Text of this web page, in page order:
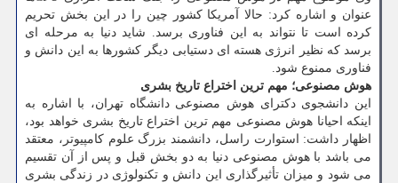
عنوان و اشاره کرد: حالا آمریکا کشور چین را در این بخش تحریم
کرده است تا نتواند به این فناوری برسد. شاید دنیا به مرحله ای
برسد که نظیر انرژی هسته ای دستیابی دیگر کشورها به این دانش و
فناوری ممنوع شود.
هوش مصنوعی؛ مهم ترین اختراع تاریخ بشری
این دانشجوی دکترای هوش مصنوعی دانشگاه تهران، با اشاره به
اینکه احیانا هوش مصنوعی مهم ترین اختراع تاریخ بشری خواهد بود،
اظهار داشت: استوارت راسل، دانشمند بزرگ علوم کامپیوتر، معتقد
می باشد با هوش مصنوعی دنیا به دو بخش قبل و پس از آن تقسیم
می شود و میزان تأثیرگذاری این دانش و تکنولوژی در زندگی بشری